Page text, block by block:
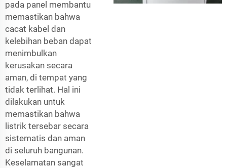
pada panel membantu
memastikan bahwa
cacat kabel dan
kelebihan beban dapat
menimbulkan
kerusakan secara
aman, di tempat yang
tidak terlihat. Hal ini
dilakukan untuk
memastikan bahwa
listrik tersebar secara
sistematis dan aman
di seluruh bangunan.
Keselamatan sangat